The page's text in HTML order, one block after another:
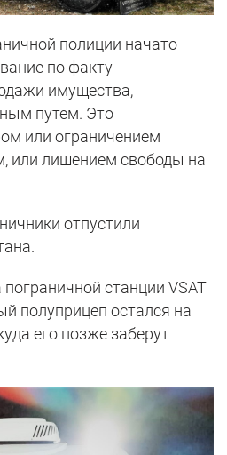
полиции начато
по факту
имущества,
путем. Это
или ограничением
или лишением свободы на
отпустили
пограничной станции VSAT
полуприцеп остался на
его позже заберут